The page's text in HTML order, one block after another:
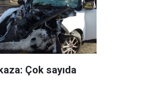
Çok sayıda